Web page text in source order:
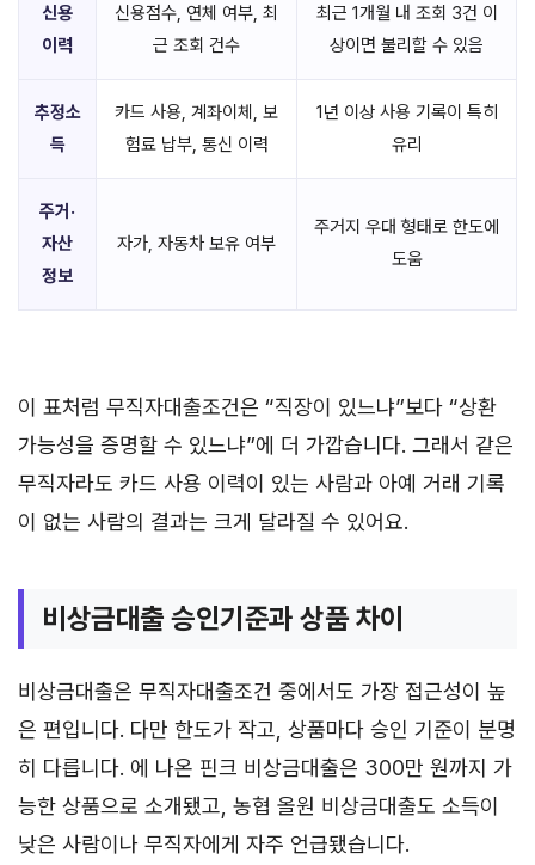
신용
이력
신용점수, 연체 여부, 최
근 조회 건수
최근 1개월 내 조회 3건 이
상이면 불리할 수 있음
추정소
득
카드 사용, 계좌이체, 보
험료 납부, 통신 이력
1년 이상 사용 기록이 특히
유리
주거·
자산
정보
자가, 자동차 보유 여부
주거지 우대 형태로 한도에
도움
이 표처럼 무직자대출조건은 “직장이 있느냐”보다 “상환
가능성을 증명할 수 있느냐”에 더 가깝습니다. 그래서 같은
무직자라도 카드 사용 이력이 있는 사람과 아예 거래 기록
이 없는 사람의 결과는 크게 달라질 수 있어요.
비상금대출 승인기준과 상품 차이
비상금대출은 무직자대출조건 중에서도 가장 접근성이 높
은 편입니다. 다만 한도가 작고, 상품마다 승인 기준이 분명
히 다릅니다. 에 나온 핀크 비상금대출은 300만 원까지 가
능한 상품으로 소개됐고, 농협 올원 비상금대출도 소득이
낮은 사람이나 무직자에게 자주 언급됐습니다.